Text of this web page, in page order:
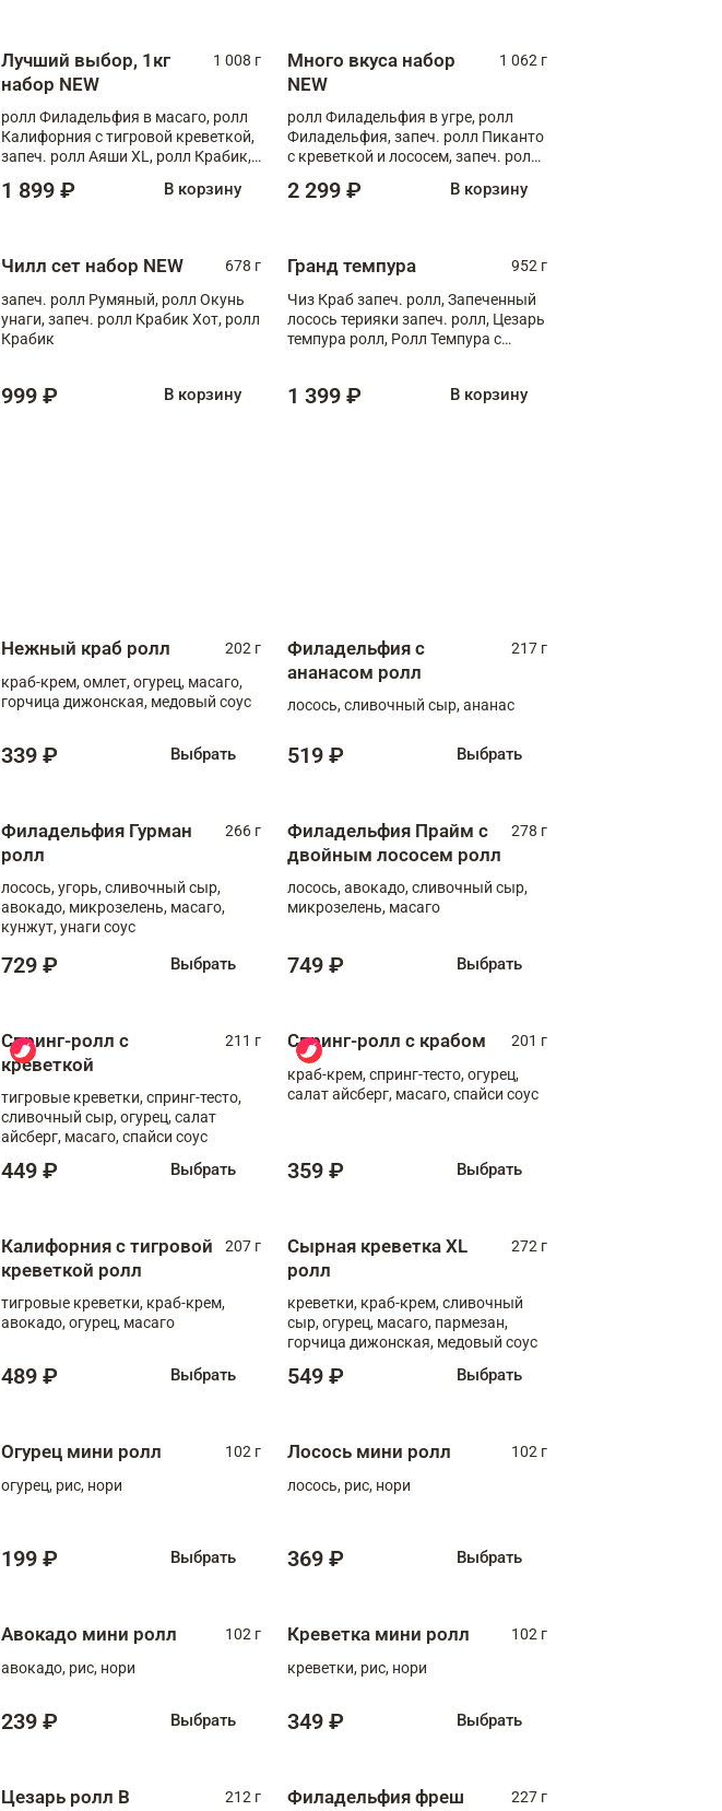
Лучший выбор, 1кг
набор NEW
1 008 г
ролл Филадельфия в масаго, ролл
Калифорния с тигровой креветкой,
запеч. ролл Аяши XL, ролл Крабик,
1 899 ₽ В корзину
Много вкуса набор
NEW
1 062 г
ролл Филадельфия в угре, ролл
Филадельфия, запеч. ролл Пиканто
с креветкой и лососем, запеч. ролл
2 299 ₽ В корзину
Чилл сет набор NEW
678 г
запеч. ролл Румяный, ролл Окунь
унаги, запеч. ролл Крабик Хот, ролл
Крабик
999 ₽ В корзину
Гранд темпура
952 г
Чиз Краб запеч. ролл, Запеченный
лосось терияки запеч. ролл, Цезарь
темпура ролл, Ролл Темпура с
1 399 ₽ В корзину
Нежный краб ролл
202 г
краб-крем, омлет, огурец, масаго,
горчица дижонская, медовый соус
339 ₽ Выбрать
Филадельфия с
ананасом ролл
217 г
лосось, сливочный сыр, ананас
519 ₽ Выбрать
Филадельфия Гурман
ролл
266 г
лосось, угорь, сливочный сыр,
авокадо, микрозелень, масаго,
кунжут, унаги соус
729 ₽ Выбрать
Филадельфия Прайм с
двойным лососем ролл
278 г
лосось, авокадо, сливочный сыр,
микрозелень, масаго
749 ₽ Выбрать
Спринг-ролл с
креветкой
211 г
тигровые креветки, спринг-тесто,
сливочный сыр, огурец, салат
айсберг, масаго, спайси соус
449 ₽ Выбрать
Спринг-ролл с крабом
201 г
краб-крем, спринг-тесто, огурец,
салат айсберг, масаго, спайси соус
359 ₽ Выбрать
Калифорния с тигровой
креветкой ролл
207 г
тигровые креветки, краб-крем,
авокадо, огурец, масаго
489 ₽ Выбрать
Сырная креветка XL
ролл
272 г
креветки, краб-крем, сливочный
сыр, огурец, масаго, пармезан,
горчица дижонская, медовый соус
549 ₽ Выбрать
Огурец мини ролл
102 г
огурец, рис, нори
199 ₽ Выбрать
Лосось мини ролл
102 г
лосось, рис, нори
369 ₽ Выбрать
Авокадо мини ролл
102 г
авокадо, рис, нори
239 ₽ Выбрать
Креветка мини ролл
102 г
креветки, рис, нори
349 ₽ Выбрать
Цезарь ролл В 212 г Филадельфия фреш 227 г